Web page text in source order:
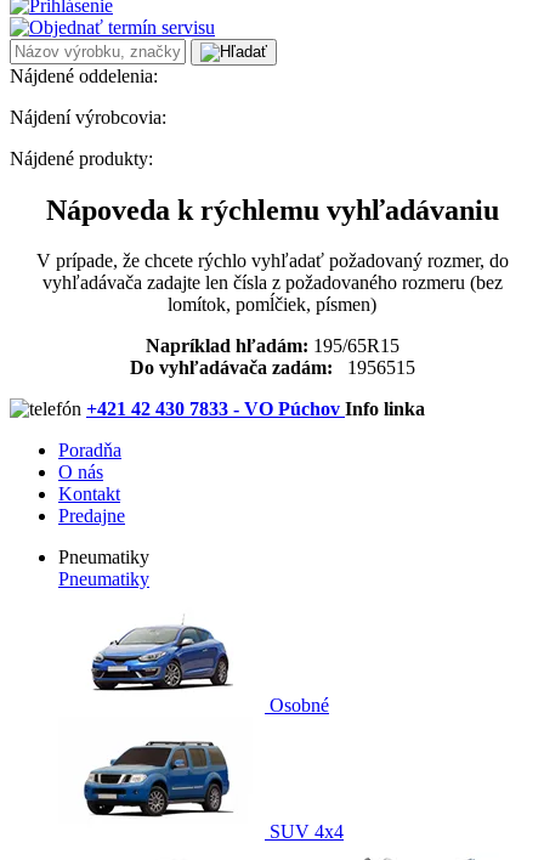
Nájdené oddelenia:
Nájdení výrobcovia:
Nájdené produkty:
Nápoveda k rýchlemu vyhľadávaniu
V prípade, že chcete rýchlo vyhľadať požadovaný rozmer, do
vyhľadávača zadajte len čísla z požadovaného rozmeru (bez
lomítok, pomĺčiek, písmen)
Napríklad hľadám: 195/65R15
Do vyhľadávača zadám: 1956515
+421 42 430 7833 - VO Púchov Info linka
Poradňa
O nás
Kontakt
Predajne
Pneumatiky
Pneumatiky
Osobné
SUV 4x4